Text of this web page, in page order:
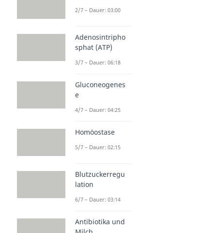
2/7 – Dauer: 03:00
Adenosintripho
sphat (ATP)
3/7 – Dauer: 06:18
Gluconeogenes
e
4/7 – Dauer: 04:25
Homöostase
5/7 – Dauer: 02:15
Blutzuckerregu
lation
6/7 – Dauer: 03:14
Antibiotika und